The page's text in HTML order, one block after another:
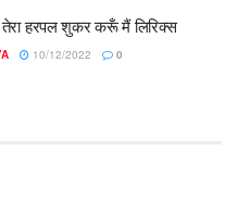
हरपल शुकर करूँ मैं लिरिक्स
10/12/2022 0